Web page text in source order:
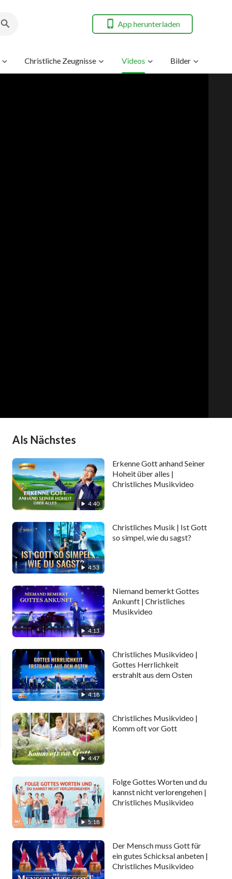
App herunterladen
Christliche Zeugnisse Videos Bilder
Als Nächstes
4:40
Erkenne Gott anhand Seiner
Hoheit über alles |
Christliches Musikvideo
4:53
Christliches Musik | Ist Gott
so simpel, wie du sagst?
4:13
Niemand bemerkt Gottes
Ankunft | Christliches
Musikvideo
4:18
Christliches Musikvideo |
Gottes Herrlichkeit
erstrahlt aus dem Osten
4:47
Christliches Musikvideo |
Komm oft vor Gott
5:18
Folge Gottes Worten und du
kannst nicht verlorengehen |
Christliches Musikvideo
Der Mensch muss Gott für
ein gutes Schicksal anbeten |
Christliches Musikvideo